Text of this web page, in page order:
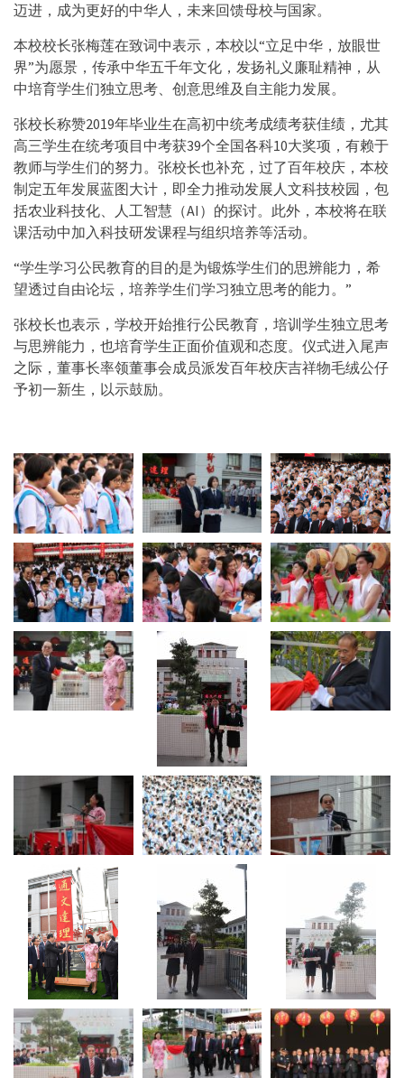
迈进，成为更好的中华人，未来回馈母校与国家。
本校校长张梅莲在致词中表示，本校以“立足中华，放眼世
界”为愿景，传承中华五千年文化，发扬礼义廉耻精神，从
中培育学生们独立思考、创意思维及自主能力发展。
张校长称赞2019年毕业生在高初中统考成绩考获佳绩，尤其
高三学生在统考项目中考获39个全国各科10大奖项，有赖于
教师与学生们的努力。张校长也补充，过了百年校庆，本校
制定五年发展蓝图大计，即全力推动发展人文科技校园，包
括农业科技化、人工智慧（AI）的探讨。此外，本校将在联
课活动中加入科技研发课程与组织培养等活动。
“学生学习公民教育的目的是为锻炼学生们的思辨能力，希
望透过自由论坛，培养学生们学习独立思考的能力。”
张校长也表示，学校开始推行公民教育，培训学生独立思考
与思辨能力，也培育学生正面价值观和态度。仪式进入尾声
之际，董事长率领董事会成员派发百年校庆吉祥物毛绒公仔
予初一新生，以示鼓励。